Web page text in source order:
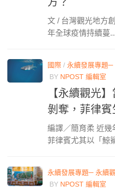
文 / 台灣觀光地方
年全球疫情持續蔓...
國際 / 永續發展專題─
BY NPOST 編輯室
【永續觀光
剝奪，菲律賓
編譯／簡育柔 近幾
菲律賓尤其以「鯨
永續發展專題─ 永續
BY NPOST 編輯室